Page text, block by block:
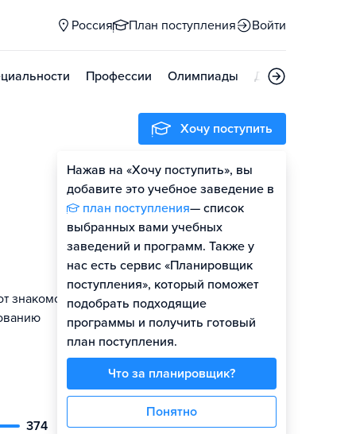
Россия План поступления Войти
Профессии Олимпиады Дни открытых
знакомства
374
Хочу поступить
Нажав на «Хочу поступить», вы
добавите это учебное заведение в
план поступления— список
выбранных вами учебных
заведений и программ. Также у
нас есть сервис «Планировщик
поступления», который поможет
подобрать подходящие
программы и получить готовый
план поступления.
Что за планировщик?
Понятно
Оценить шансы